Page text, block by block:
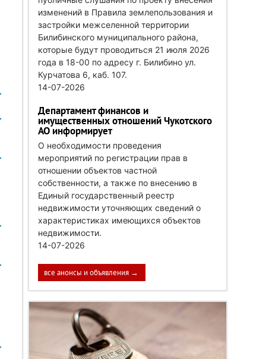
изменений в Правила землепользования и
застройки межселенной территории
Билибинского муниципального района,
которые будут проводиться 21 июля 2026
года в 18-00 по адресу г. Билибино ул.
Курчатова 6, каб. 107.
14-07-2026
Департамент финансов и
имущественных отношений Чукотского
АО информирует
О необходимости проведения
мероприятий по регистрации прав в
отношении объектов частной
собственности, а также по внесению в
Единый государственный реестр
недвижимости уточняющих сведений о
характеристиках имеющихся объектов
недвижимости.
14-07-2026
все анонсы и объявления →